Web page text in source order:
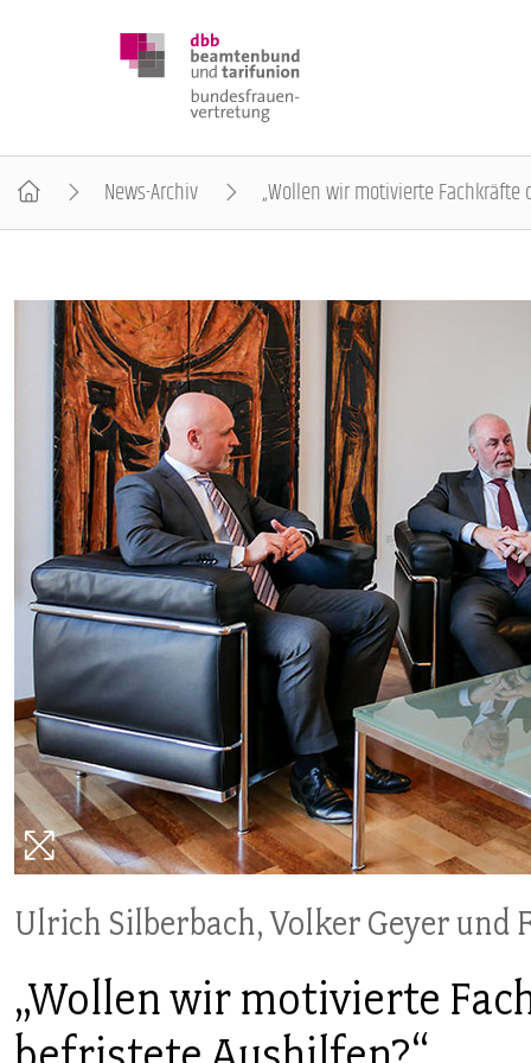
BUNDESTAGSWAHL 2025
POSITIONEN
SCHWERPUNKTTHEMEN
PUBLIKATIONEN
TERMINE & VERANSTALTUNGEN
MITGLIEDSCHAFT & SERVICE
News-Archiv „Wollen wir motivierte
Ulrich Silberbach, Volker Geyer und
„Wollen wir motivierte